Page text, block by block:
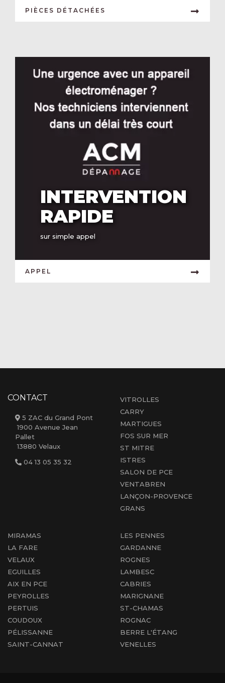
PIÈCES DÉTACHÉES
INTERVENTION
RAPIDE
sur simple appel
APPEL
CONTACT
5 ZAC du Grand Pont
1900 Avenue Jean
Pallet
13880 Velaux
04 13 05 35 32
VITROLLES
CARRY
MARTIGUES
FOS SUR MER
ST MITRE
ISTRES
SALON DE PCE
VENTABREN
LANÇON-PROVENCE
GRANS
MIRAMAS
LA FARE
VELAUX
EGUILLES
AIX EN PCE
PEYROLLES
PERTUIS
COUDOUX
PÉLISSANNE
SAINT-CANNAT
LES PENNES
GARDANNE
ROGNES
LAMBESC
CABRIES
MARIGNANE
ST-CHAMAS
ROGNAC
BERRE L'ÉTANG
VENELLES